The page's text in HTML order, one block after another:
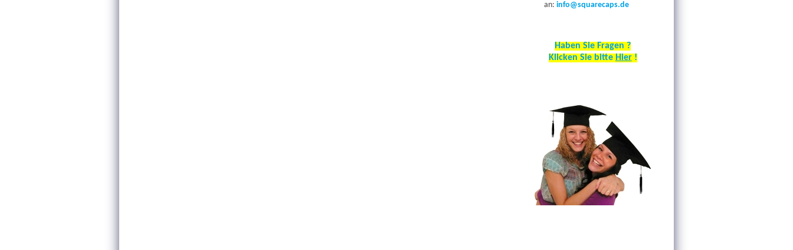
an: info@squarecaps.de
Haben Sie Fragen ?
Klicken Sie bitte Hier!